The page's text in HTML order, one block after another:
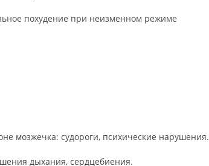
похудение при неизменном режиме
мозжечка: судороги, психические нарушения.
дыхания, сердцебиения.